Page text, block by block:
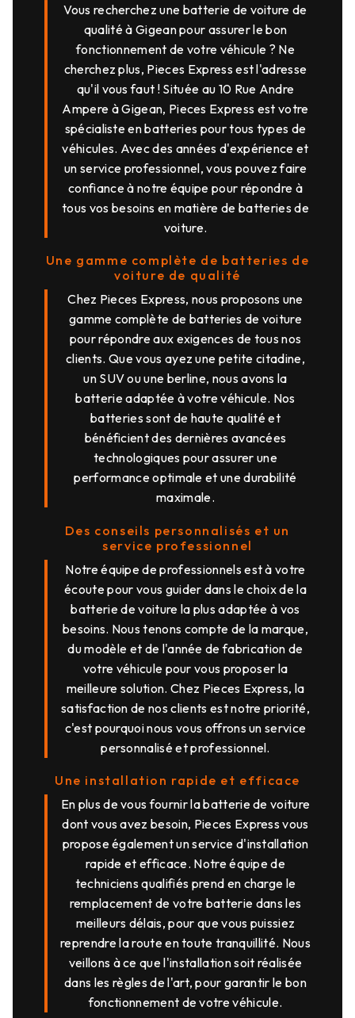
Vous recherchez une batterie de voiture de
qualité à Gigean pour assurer le bon
fonctionnement de votre véhicule ? Ne
cherchez plus, Pieces Express est l'adresse
qu'il vous faut ! Située au 10 Rue Andre
Ampere à Gigean, Pieces Express est votre
spécialiste en batteries pour tous types de
véhicules. Avec des années d'expérience et
un service professionnel, vous pouvez faire
confiance à notre équipe pour répondre à
tous vos besoins en matière de batteries de
voiture.
Une gamme complète de batteries de
voiture de qualité
Chez Pieces Express, nous proposons une
gamme complète de batteries de voiture
pour répondre aux exigences de tous nos
clients. Que vous ayez une petite citadine,
un SUV ou une berline, nous avons la
batterie adaptée à votre véhicule. Nos
batteries sont de haute qualité et
bénéficient des dernières avancées
technologiques pour assurer une
performance optimale et une durabilité
maximale.
Des conseils personnalisés et un
service professionnel
Notre équipe de professionnels est à votre
écoute pour vous guider dans le choix de la
batterie de voiture la plus adaptée à vos
besoins. Nous tenons compte de la marque,
du modèle et de l'année de fabrication de
votre véhicule pour vous proposer la
meilleure solution. Chez Pieces Express, la
satisfaction de nos clients est notre priorité,
c'est pourquoi nous vous offrons un service
personnalisé et professionnel.
Une installation rapide et efficace
En plus de vous fournir la batterie de voiture
dont vous avez besoin, Pieces Express vous
propose également un service d'installation
rapide et efficace. Notre équipe de
techniciens qualifiés prend en charge le
remplacement de votre batterie dans les
meilleurs délais, pour que vous puissiez
reprendre la route en toute tranquillité. Nous
veillons à ce que l'installation soit réalisée
dans les règles de l'art, pour garantir le bon
fonctionnement de votre véhicule.